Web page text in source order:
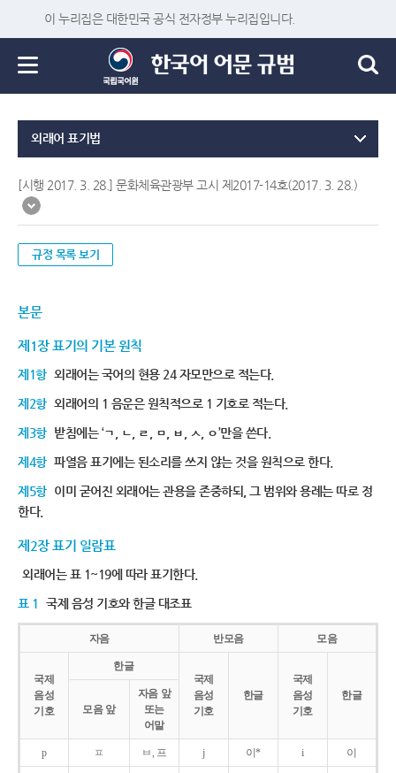
이 누리집은 대한민국 공식 전자정부 누리집입니다.
외래어 표기법
[시행 2017. 3. 28.] 문화체육관광부 고시 제2017-14호(2017. 3. 28.)
규정 목록 보기
본문
제1장 표기의 기본 원칙
제1항 외래어는 국어의 현용 24 자모만으로 적는다.
제2항 외래어의 1 음운은 원칙적으로 1 기호로 적는다.
제3항 받침에는 ‘ㄱ, ㄴ, ㄹ, ㅁ, ㅂ, ㅅ, ㅇ’만을 쓴다.
제4항 파열음 표기에는 된소리를 쓰지 않는 것을 원칙으로 한다.
제5항 이미 굳어진 외래어는 관용을 존중하되, 그 범위와 용례는 따로 정
한다.
제2장 표기 일람표
외래어는 표 1~19에 따라 표기한다.
표 1 국제 음성 기호와 한글 대조표
자음 반모음 모음
국제
음성
기호
한글
국제
음성
기호
한글
국제
음성
기호
한글
모음 앞
자음 앞
또는
어말
p ㅍ ㅂ, 프 j 이* i 이